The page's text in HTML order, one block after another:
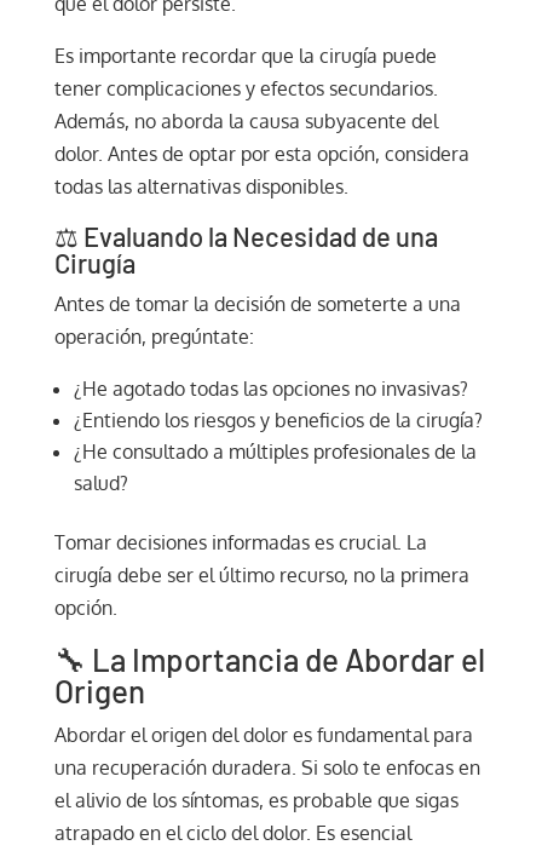
Es importante recordar que la cirugía puede
tener complicaciones y efectos secundarios.
Además, no aborda la causa subyacente del
dolor. Antes de optar por esta opción, considera
todas las alternativas disponibles.
⚖️ Evaluando la Necesidad de una
Cirugía
Antes de tomar la decisión de someterte a una
operación, pregúntate:
¿He agotado todas las opciones no invasivas?
¿Entiendo los riesgos y beneficios de la cirugía?
¿He consultado a múltiples profesionales de la
salud?
Tomar decisiones informadas es crucial. La
cirugía debe ser el último recurso, no la primera
opción.
🔧 La Importancia de Abordar el
Origen
Abordar el origen del dolor es fundamental para
una recuperación duradera. Si solo te enfocas en
el alivio de los síntomas, es probable que sigas
atrapado en el ciclo del dolor. Es esencial